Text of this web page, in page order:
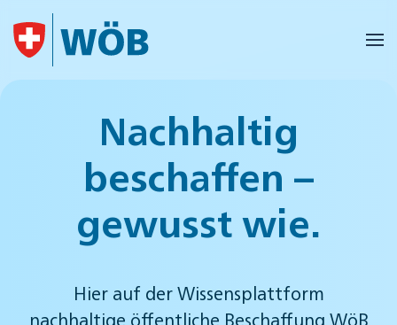
Skip to main content
Nachhaltig
beschaffen –
gewusst wie.
Hier auf der Wissensplattform
nachhaltige öffentliche Beschaffung WöB